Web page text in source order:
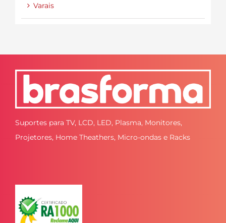
Varais
Suportes para TV, LCD, LED, Plasma, Monitores,
Projetores, Home Theathers, Micro-ondas e Racks